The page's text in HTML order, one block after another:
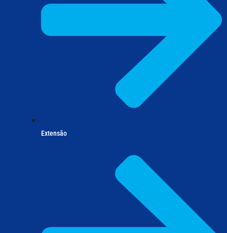
Extensão